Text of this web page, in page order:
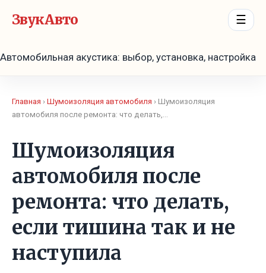
ЗвукАвто ☰
Автомобильная акустика: выбор, установка, настройка
Главная › Шумоизоляция автомобиля › Шумоизоляция
автомобиля после ремонта: что делать,…
Шумоизоляция
автомобиля после
ремонта: что делать,
если тишина так и не
наступила